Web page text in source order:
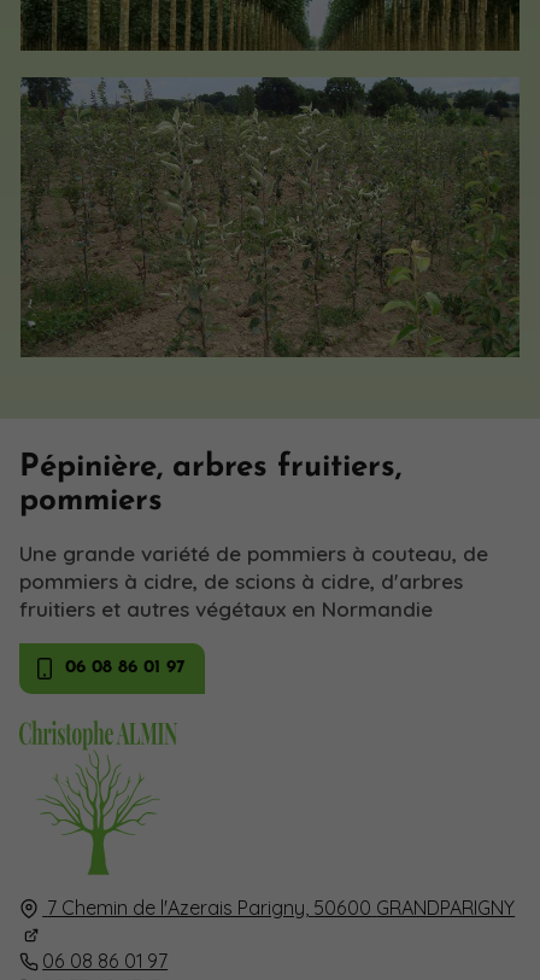
7 Chemin de l'Azerais Parigny, 50600 GRANDPARIGNY
06 08 86 01 97
Pépinière, arbres fruitiers,
pommiers
Une grande variété de pommiers à couteau, de
pommiers à cidre, de scions à cidre, d'arbres
fruitiers et autres végétaux en Normandie
06 08 86 01 97